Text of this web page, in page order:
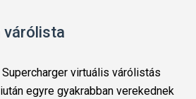
várólista
virtuális várólistás
egyre gyakrabban verekednek